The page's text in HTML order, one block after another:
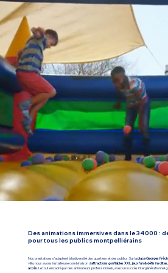
Des animations immersives dans le 34000 :
pour tous les publics montpelliérains
Nos prestations s’adaptent à la diversité des quartiers et des publics. Sur laplace Georges
ville, nous avons installé une combinaison d’attractions gonflables XXL jeux fun & défis insolites
accès . Le tout encadré par des animateurs professionnels, avec un succès intergénérationnel